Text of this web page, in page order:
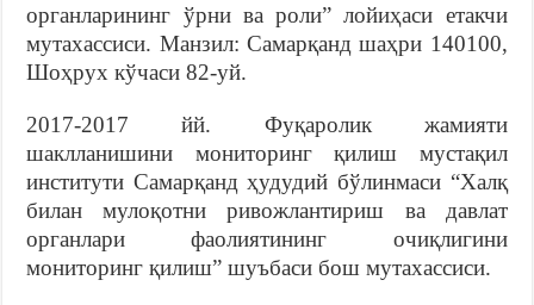
органларининг ўрни ва роли” лойиҳаси етакчи
мутахассиси. Манзил: Самарқанд шаҳри 140100,
Шоҳрух кўчаси 82-уй.
2017-2017 йй. Фуқаролик жамияти
шаклланишини мониторинг қилиш мустақил
институти Самарқанд ҳудудий бўлинмаси “Халқ
билан мулоқотни ривожлантириш ва давлат
органлари фаолиятининг очиқлигини
мониторинг қилиш” шуъбаси бош мутахассиси.